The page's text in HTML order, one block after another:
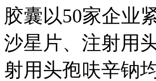
胶囊以50家企业
沙星片、注射用
射用头孢呋辛钠